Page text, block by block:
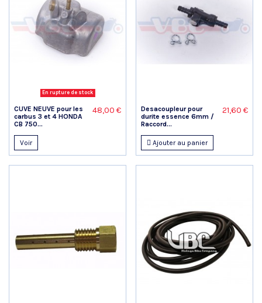
En rupture de stock
CUVE NEUVE pour les
carbus 3 et 4 HONDA
CB 750...
48,00 €
Voir
Desacoupleur pour
durite essence 6mm /
Raccord...
21,60 €
Ajouter au panier